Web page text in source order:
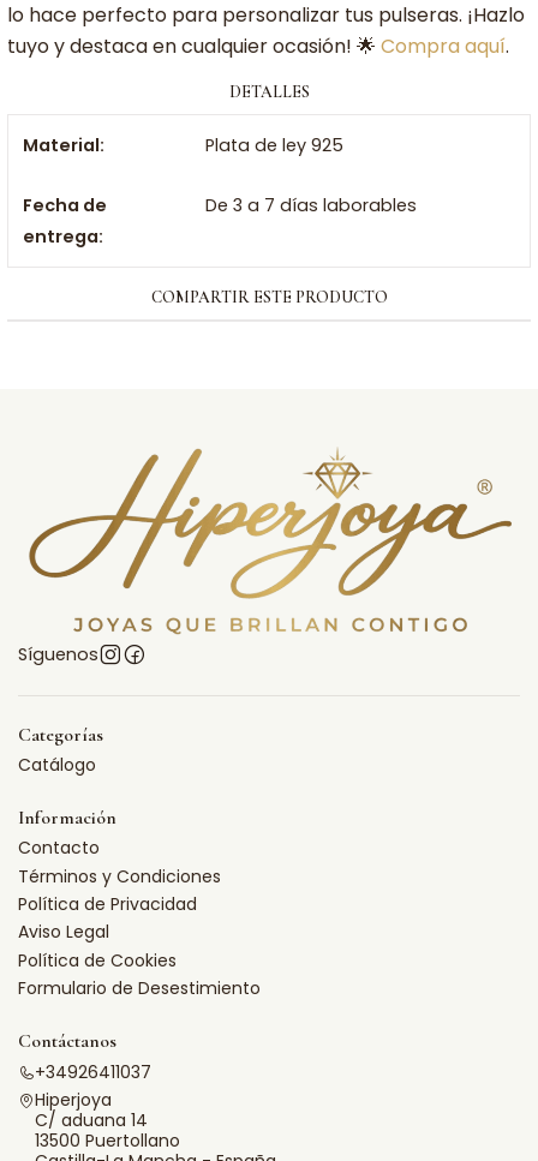
lo hace perfecto para personalizar tus pulseras. ¡Hazlo
tuyo y destaca en cualquier ocasión! 🌟 Compra aquí.
DETALLES
Material: Plata de ley 925
Fecha de
entrega:
De 3 a 7 días laborables
COMPARTIR ESTE PRODUCTO
Síguenos
Categorías
Catálogo
Información
Contacto
Términos y Condiciones
Política de Privacidad
Aviso Legal
Política de Cookies
Formulario de Desestimiento
Contáctanos
+34926411037
Hiperjoya
C/ aduana 14
13500 Puertollano